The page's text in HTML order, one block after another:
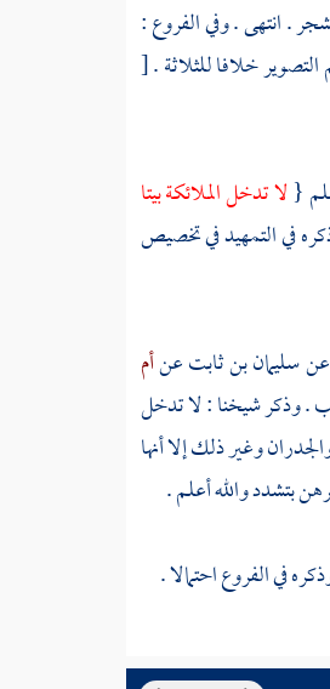
. انتهى . وفي الفروع :
خلافا للثلاثة .[
{لا تدخل الملائكة بيتا
في التمهيد في تخصيص
عنسليمان بن ثابتعنأم
. وذكرشيخنا: لا تدخل
وغير ذلك إلا أنها
بتشدد والله أعلم .
في الفروع احتمالا .